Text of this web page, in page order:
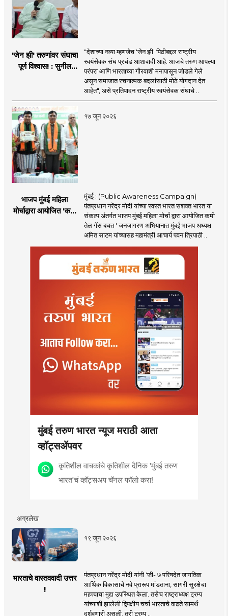
'जेन झी' तरुणांवर संघाचा
पूर्ण विश्वास! : सुनील
"देशाच्या नव्या म्हणजेच 'जेन झी' पिढीबद्दल राष्ट्रीय
स्वयंसेवक संघ प्रचंड आशावादी आहे. आजचे तरुण आपल्या
परंपरा आणि भारताच्या गौरवाशी मनापासून जोडले गेले
असून समाजात रचनात्मक बदलांसाठी मोठे योगदान देत
आहेत", असे प्रतिपादन राष्ट्रीय स्वयंसेवक संघाचे ..
१७ जून २०२६
भाजप मुंबई महिला
मोर्चाद्वारा आयोजित 'कमी
मुंबई : (Public Awareness Campaign)
पंतप्रधान नरेंद्र मोदी यांच्या स्वस्त भारत सशक्त भारत या
संकल्प अंतर्गत भाजप मुंबई महिला मोर्चा द्वारा आयोजित कमी
तेल गॅस बचत ' जनजागरण अभियानात मुंबई भाजप अध्यक्ष
अमित साटम यांच्यासह महामंत्री आचार्य पवन त्रिपाठी ..
मुंबई तरुण भारत न्यूज मराठी आता
व्हॉट्सॲपवर
कृतिशील वाचकांचे कृतिशील दैनिक 'मुंबई तरुण
भारत'चं व्हॉट्सअप चॅनल फॉलो करा!
अग्रलेख
१९ जून २०२६
भारताचे वास्तववादी उत्तर
!
पंतप्रधान नरेंद्र मोदी यांनी 'जी- ७ परिषदेत जागतिक
आर्थिक विकासाचे नवे प्रारूप मांडताना, सागरी सुरक्षेचा
महत्त्वाचा मुद्दा उपस्थित केला. तसेच राष्ट्राध्यक्ष ट्रम्प
यांच्याशी झालेली द्विपक्षीय चर्चा भारताचे वाढते सामर्थ
दर्शवणारी असली, तरी ट्रम्प ..